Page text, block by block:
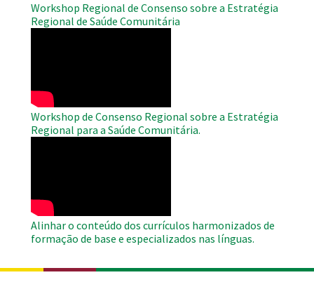
Workshop Regional de Consenso sobre a Estratégia
Regional de Saúde Comunitária
Workshop de Consenso Regional sobre a Estratégia
Regional para a Saúde Comunitária.
Alinhar o conteúdo dos currículos harmonizados de
formação de base e especializados nas línguas.